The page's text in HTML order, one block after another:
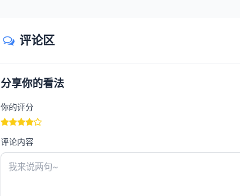
评论区
分享你的看法
你的评分
评论内容